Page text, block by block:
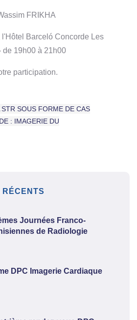
FRIKHA
Barceló Concorde Les
de 19h00 à 21h00
participation.
SOUS FORME DE CAS
: IMAGERIE DU
RÉCENTS
Journées Franco-
de Radiologie
DPC Imagerie Cardiaque